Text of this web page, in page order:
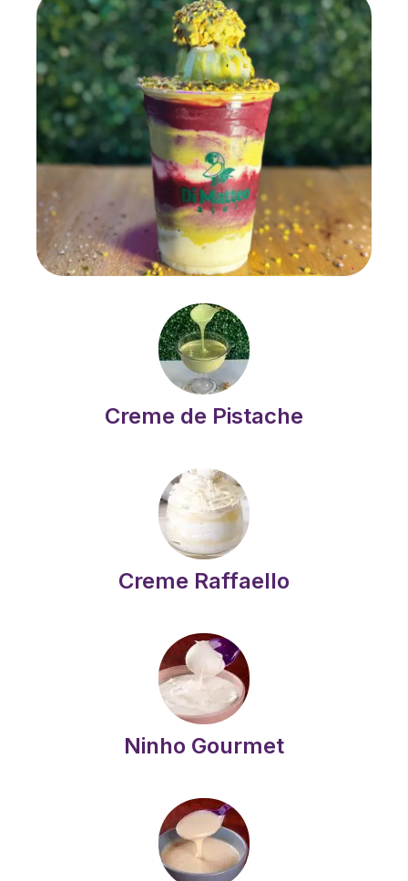
Creme de Pistache
Creme Raffaello
Ninho Gourmet